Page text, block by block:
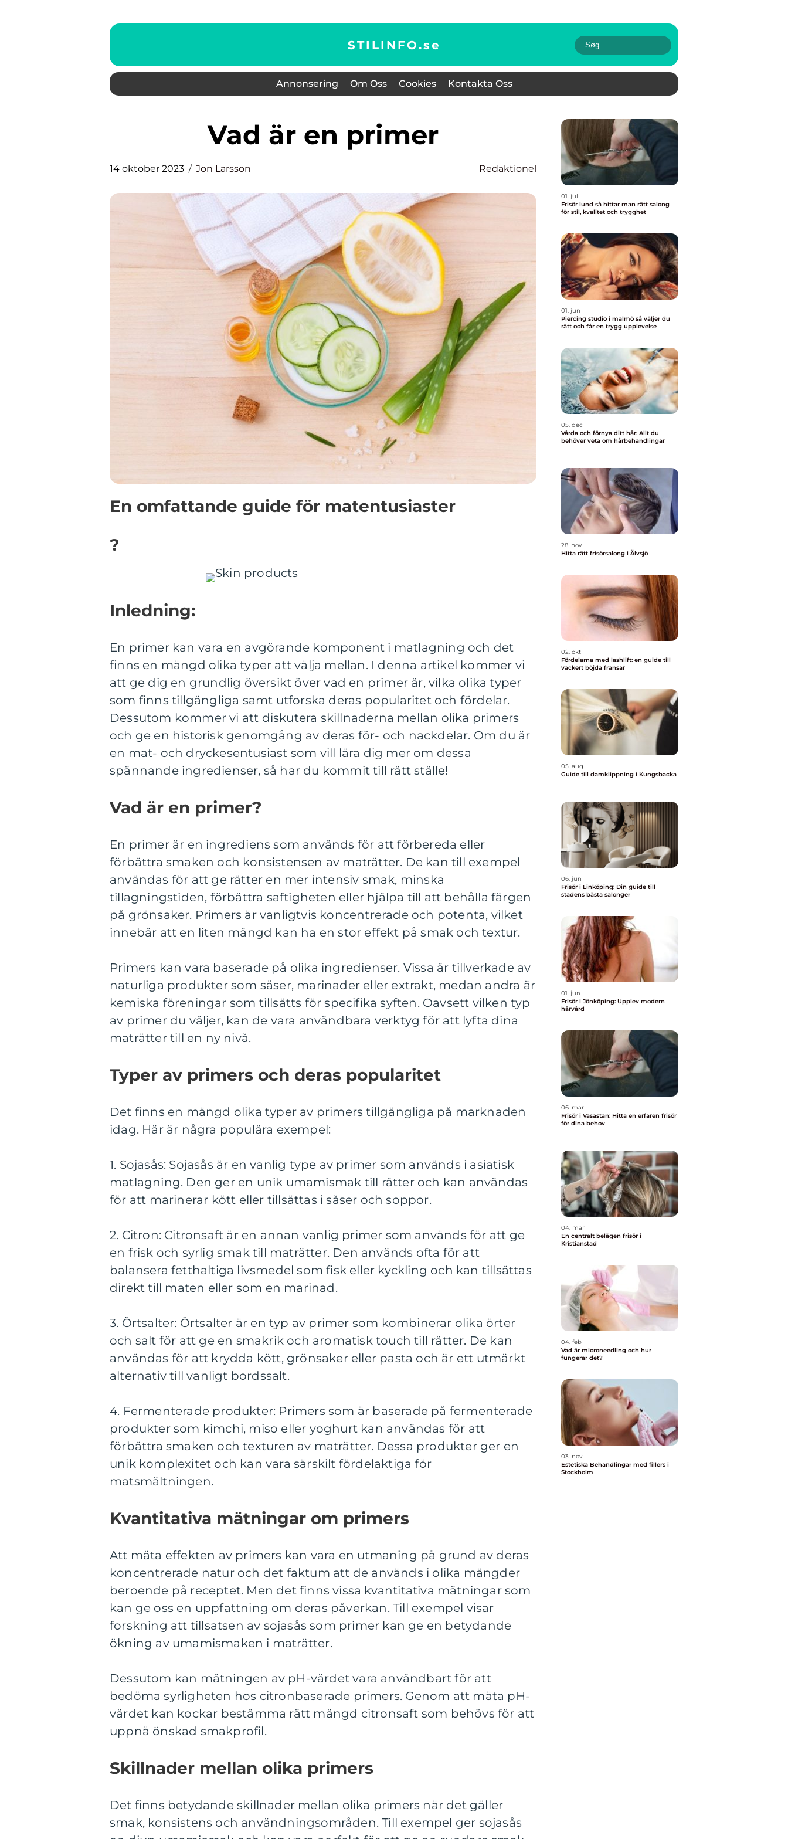
STILINFO.se
Annonsering Om Oss Cookies Kontakta Oss
Vad är en primer
14 oktober 2023 Jon Larsson Redaktionel
En omfattande guide för matentusiaster
?
Inledning:
En primer kan vara en avgörande komponent i matlagning och det
finns en mängd olika typer att välja mellan. I denna artikel kommer vi
att ge dig en grundlig översikt över vad en primer är, vilka olika typer
som finns tillgängliga samt utforska deras popularitet och fördelar.
Dessutom kommer vi att diskutera skillnaderna mellan olika primers
och ge en historisk genomgång av deras för- och nackdelar. Om du är
en mat- och dryckesentusiast som vill lära dig mer om dessa
spännande ingredienser, så har du kommit till rätt ställe!
Vad är en primer?
En primer är en ingrediens som används för att förbereda eller
förbättra smaken och konsistensen av maträtter. De kan till exempel
användas för att ge rätter en mer intensiv smak, minska
tillagningstiden, förbättra saftigheten eller hjälpa till att behålla färgen
på grönsaker. Primers är vanligtvis koncentrerade och potenta, vilket
innebär att en liten mängd kan ha en stor effekt på smak och textur.
Primers kan vara baserade på olika ingredienser. Vissa är tillverkade av
naturliga produkter som såser, marinader eller extrakt, medan andra är
kemiska föreningar som tillsätts för specifika syften. Oavsett vilken typ
av primer du väljer, kan de vara användbara verktyg för att lyfta dina
maträtter till en ny nivå.
Typer av primers och deras popularitet
Det finns en mängd olika typer av primers tillgängliga på marknaden
idag. Här är några populära exempel:
1. Sojasås: Sojasås är en vanlig type av primer som används i asiatisk
matlagning. Den ger en unik umamismak till rätter och kan användas
för att marinerar kött eller tillsättas i såser och soppor.
2. Citron: Citronsaft är en annan vanlig primer som används för att ge
en frisk och syrlig smak till maträtter. Den används ofta för att
balansera fetthaltiga livsmedel som fisk eller kyckling och kan tillsättas
direkt till maten eller som en marinad.
3. Örtsalter: Örtsalter är en typ av primer som kombinerar olika örter
och salt för att ge en smakrik och aromatisk touch till rätter. De kan
användas för att krydda kött, grönsaker eller pasta och är ett utmärkt
alternativ till vanligt bordssalt.
4. Fermenterade produkter: Primers som är baserade på fermenterade
produkter som kimchi, miso eller yoghurt kan användas för att
förbättra smaken och texturen av maträtter. Dessa produkter ger en
unik komplexitet och kan vara särskilt fördelaktiga för
matsmältningen.
Kvantitativa mätningar om primers
Att mäta effekten av primers kan vara en utmaning på grund av deras
koncentrerade natur och det faktum att de används i olika mängder
beroende på receptet. Men det finns vissa kvantitativa mätningar som
kan ge oss en uppfattning om deras påverkan. Till exempel visar
forskning att tillsatsen av sojasås som primer kan ge en betydande
ökning av umamismaken i maträtter.
Dessutom kan mätningen av pH-värdet vara användbart för att
bedöma syrligheten hos citronbaserade primers. Genom att mäta pH-
värdet kan kockar bestämma rätt mängd citronsaft som behövs för att
uppnå önskad smakprofil.
Skillnader mellan olika primers
Det finns betydande skillnader mellan olika primers när det gäller
smak, konsistens och användningsområden. Till exempel ger sojasås
01. jul
Frisör lund så hittar man rätt salong
för stil, kvalitet och trygghet
01. jun
Piercing studio i malmö så väljer du
rätt och får en trygg upplevelse
05. dec
Vårda och förnya ditt hår: Allt du
behöver veta om hårbehandlingar
28. nov
Hitta rätt frisörsalong i Älvsjö
02. okt
Fördelarna med lashlift: en guide till
vackert böjda fransar
05. aug
Guide till damklippning i Kungsbacka
06. jun
Frisör i Linköping: Din guide till
stadens bästa salonger
01. jun
Frisör i Jönköping: Upplev modern
hårvård
06. mar
Frisör i Vasastan: Hitta en erfaren frisör
för dina behov
04. mar
En centralt belägen frisör i
Kristianstad
04. feb
Vad är microneedling och hur
fungerar det?
03. nov
Estetiska Behandlingar med fillers i
Stockholm